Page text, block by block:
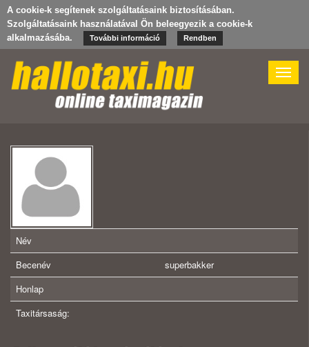
A cookie-k segítenek szolgáltatásaink biztosításában.
Szolgáltatásaink használatával Ön beleegyezik a cookie-k
alkalmazásába.
További információ Rendben
Toggle
Név
Becenév
superbakker
Honlap
Taxitársaság: